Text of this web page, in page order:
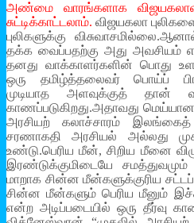
அண்மை வாரங்களாக
சுட்டிக்காட்டலாம். விஜயகலா
புலிகளுக்கு
தக்க வைப்பதற்கு அது அவசியம்
தனது வாக்காளர்களின் பொது
ஒரு தமிழ்த்தலைவர் பொய்ப்
முடியாத அளவுக்குத் தான்
காணப்படுகிறது.அதாவது
அரசியற் கலாச்சாரம் இலங்கைத்
சரணாகதி அரசியல் அல்லது
உண்டு.பெரிய மீன், சிறிய மீனை
இரண்டுக்குமிடையே
மாறாக சின்ன மீன்களுக்குரிய சட்டப்
சின்ன மீன்களும் பெரிய மீனும்
என்ற அடிப்படையில் ஒரு தீர்வு